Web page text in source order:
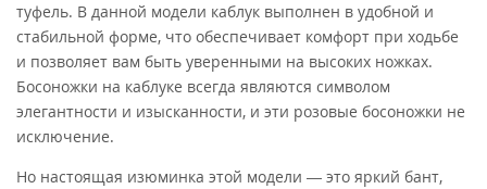
туфель. В данной модели каблук выполнен в удобной и
стабильной форме, что обеспечивает комфорт при ходьбе
и позволяет вам быть уверенными на высоких ножках.
Босоножки на каблуке всегда являются символом
элегантности и изысканности, и эти розовые босоножки не
исключение.
Но настоящая изюминка этой модели — это яркий бант,